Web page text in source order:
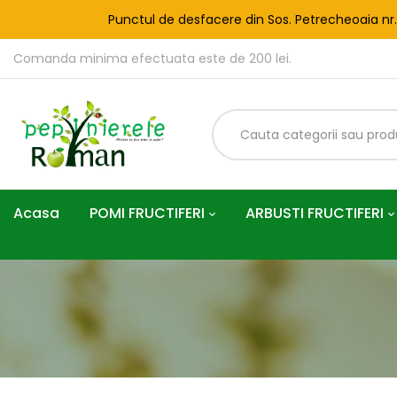
Punctul de desfacere din Sos. Petrecheoaia
Comanda minima efectuata este de 200 lei.
Acasa POMI FRUCTIFERI ARBUSTI FRUCTIFERI